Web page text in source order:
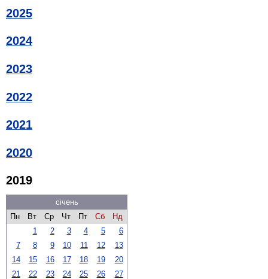
2025
2024
2023
2022
2021
2020
2019
січень
Пн
Вт Ср Чт Пт Сб
Нд
1
2 3 4 5
6
7
8 9 10 11 12
13
14
15 16 17 18 19
20
21
22 23 24 25 26 27